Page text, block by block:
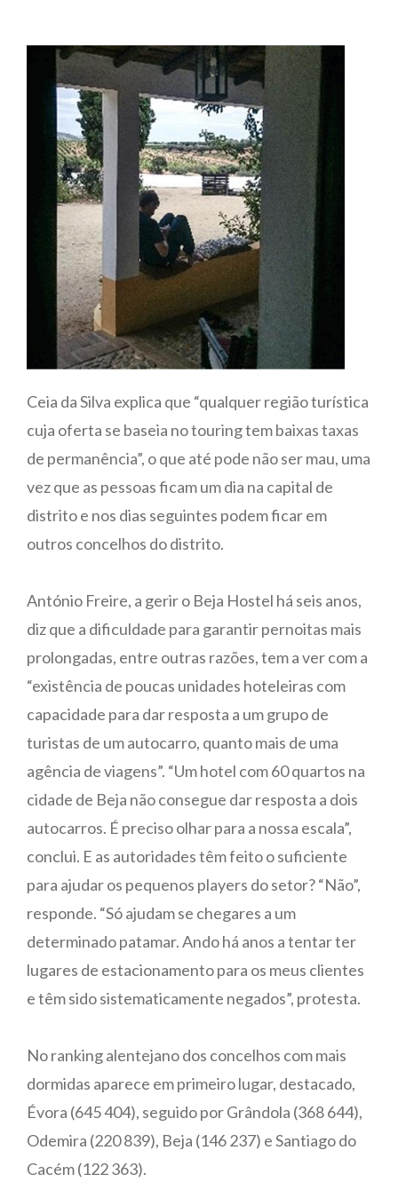
Ceia da Silva explica que “qualquer região turística
cuja oferta se baseia no touring tem baixas taxas
de permanência”, o que até pode não ser mau, uma
vez que as pessoas ficam um dia na capital de
distrito e nos dias seguintes podem ficar em
outros concelhos do distrito.
António Freire, a gerir o Beja Hostel há seis anos,
diz que a dificuldade para garantir pernoitas mais
prolongadas, entre outras razões, tem a ver com a
“existência de poucas unidades hoteleiras com
capacidade para dar resposta a um grupo de
turistas de um autocarro, quanto mais de uma
agência de viagens”. “Um hotel com 60 quartos na
cidade de Beja não consegue dar resposta a dois
autocarros. É preciso olhar para a nossa escala”,
conclui. E as autoridades têm feito o suficiente
para ajudar os pequenos players do setor? “Não”,
responde. “Só ajudam se chegares a um
determinado patamar. Ando há anos a tentar ter
lugares de estacionamento para os meus clientes
e têm sido sistematicamente negados”, protesta.
No ranking alentejano dos concelhos com mais
dormidas aparece em primeiro lugar, destacado,
Évora (645 404), seguido por Grândola (368 644),
Odemira (220 839), Beja (146 237) e Santiago do
Cacém (122 363).